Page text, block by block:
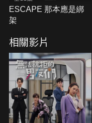
ESCAPE 那本應是綁
架
相關影片